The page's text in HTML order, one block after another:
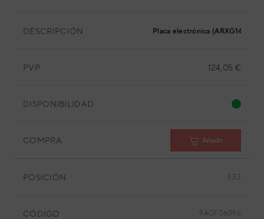
DESCRIPCIÓN Placa electrónica
PVP 124,05 €
DISPONIBILIDAD
COMPRA Añadir
POSICIÓN 3.33
CÓDIGO 9AGF06096